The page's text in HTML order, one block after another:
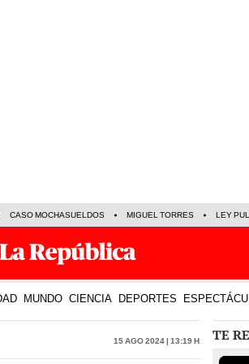
CASO MOCHASUELDOS MIGUEL TORRES LEY
MUNDO CIENCIA DEPORTES
15 Ago 2024 | 13:19 h TE